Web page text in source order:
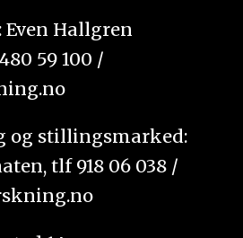
Hallgren
59 100 /
og stillingsmarked:
tlf 918 06 038 /